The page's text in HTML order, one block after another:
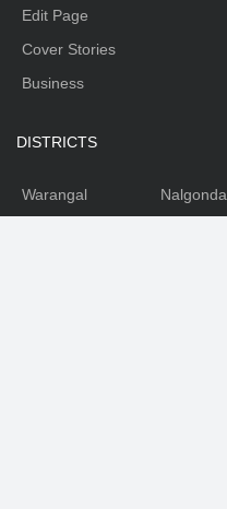
Edit Page
Cover Stories
Business
DISTRICTS
Warangal
Nalgonda